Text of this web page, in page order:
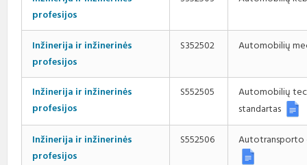
profesijos
Inžinerija ir inžinerinės
profesijos
S352502 Automobilių
Inžinerija ir inžinerinės
profesijos
S552505
Automobilių
standartas
Inžinerija ir inžinerinės
profesijos
S552506 Autotransporto